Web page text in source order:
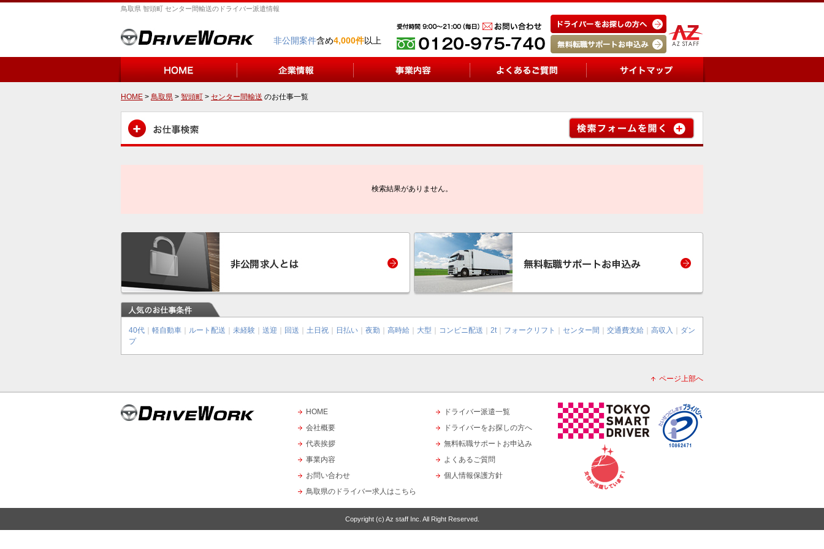
鳥取県 智頭町 センター間輸送のドライバー派遣情報
非公開案件含め4,000件以上
HOME > 鳥取県 > 智頭町 > センター間輸送 のお仕事一覧
検索結果がありません。
40代 軽自動車 ルート配送 未経験 送迎 回送 土日祝 日払い 夜勤 高時給 大型 コンビニ配送 2t｜ フォークリフト センター間 交通費支給 高収入
ダン
プ
ページ上部へ
HOME
会社概要
代表挨拶
事業内容
お問い合わせ
鳥取県のドライバー求人はこちら
ドライバー派遣一覧
ドライバーをお探しの方へ
無料転職サポートお申込み
よくあるご質問
個人情報保護方針
Copyright (c) Az staff Inc. All Right Reserved.